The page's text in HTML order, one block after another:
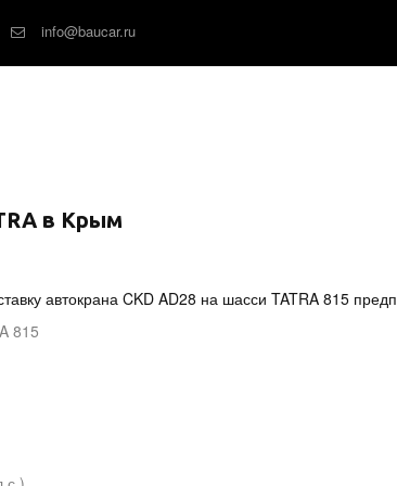
info@baucar.ru
в Крым
автокрана CKD AD28 на шасси TATRA 815
815